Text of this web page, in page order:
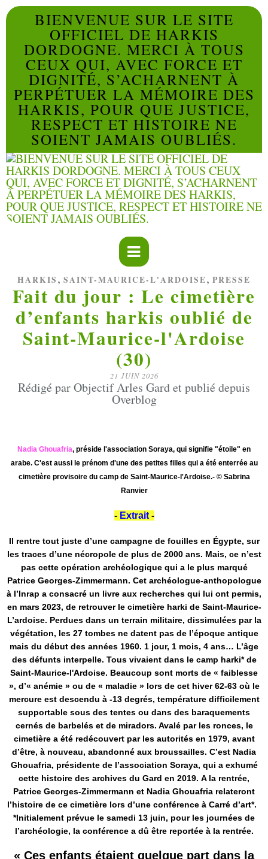
BIENVENUE SUR LE SITE
OFFICIEL DE HARKIS
DORDOGNE. MERCI À TOUS
CEUX QUI, AVEC FORCE ET
DIGNITÉ, S’ACHARNENT À
PERPÉTUER LA MÉMOIRE DES
HARKIS, POUR QUE JUSTICE,
RESPECT ET HISTOIRE NE
SOIENT JAMAIS OUBLIÉS.
HARKIS , SAINT-MAURICE-L'ARDOISE, PRESSE
Fait du jour : Le cimetière
d’enfants harkis oublié de
Saint-Maurice-l'Ardoise
(30)
21 JUIN 2026
Rédigé par Objectif Arles Gard et publié depuis
Overblog
Nadia Ghouafria, préside l'association Soraya, qui signifie "étoile" en
arabe. C'est aussi le prénom d'une des petites filles qui a été enterrée au
cimetière provisoire du camp de Saint-Maurice-l'Ardoise.- © Sabrina
Ranvier
- Extrait -
Il rentre tout juste d’une campagne de fouilles en Égypte, sur
les traces d’une nécropole de plus de 2000 ans. Mais, ce n’est
pas cette opération archéologique qui a le plus marqué
Patrice Georges-Zimmermann. Cet archéologue-anthopologue
à l’Inrap a consacré un livre aux recherches qui lui ont permis,
en mars 2023, de retrouver le cimetière harki de Saint-Maurice-
L’ardoise. Perdues dans un terrain militaire, dissimulées par la
végétation, les 27 tombes ne datent pas de l’époque antique
mais du début des années 1960. 1 jour, 1 mois, 4 ans… L’âge
des défunts interpelle. Tous vivaient dans le camp harki* de
Saint-Maurice-l'Ardoise. Beaucoup sont morts de « faiblesse
», d’« anémie » ou de « maladie » lors de cet hiver 62-63 où le
mercure est descendu à -13 degrés, température difficilement
supportable sous des tentes ou dans des baraquements
cernés de barbelés et de miradors. Avalé par les ronces, le
cimetière a été redécouvert par les autorités en 1979, avant
d’être, à nouveau, abandonné aux broussailles. C’est Nadia
Ghouafria, présidente de l’association Soraya, qui a exhumé
cette histoire des archives du Gard en 2019. A la rentrée,
Patrice Georges-Zimmermann et Nadia Ghouafria relateront
l’histoire de ce cimetière lors d’une conférence à Carré d’art*.
*Initialement prévue le samedi 13 juin, pour les journées de
l’archéologie, la conférence a dû être reportée à la rentrée.
« Ces enfants étaient quelque part dans la